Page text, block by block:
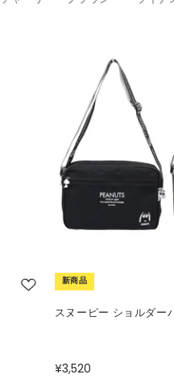
新商品
スヌーピー ショルダー
¥3,520